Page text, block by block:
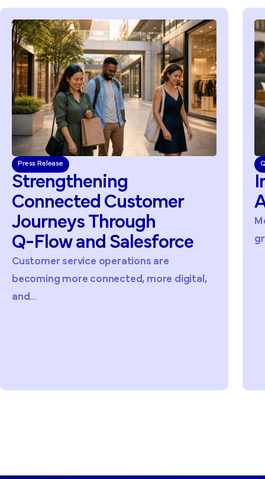
Press Release
Strengthening
Connected Customer
Journeys Through
Q-Flow and Salesforce
Customer service operations are
becoming more connected, more digital,
and...